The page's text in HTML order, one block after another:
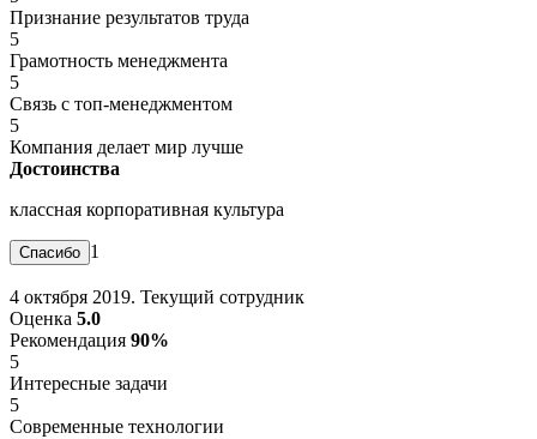
Признание результатов труда
5
Грамотность менеджмента
5
Связь с топ-менеджментом
5
Компания делает мир лучше
Достоинства
классная корпоративная культура
1
4 октября 2019. Текущий сотрудник
Оценка 5.0
Рекомендация 90%
5
Интересные задачи
5
Современные технологии